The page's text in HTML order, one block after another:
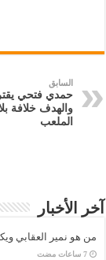
السابق
حمدي فتحي
والهدف خلافة
الملعب
آخر الأخبار
من هو نمير العقابي
‏7 ساعات مضت